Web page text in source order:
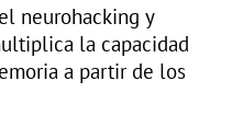
neurohacking y
la capacidad
a partir de los